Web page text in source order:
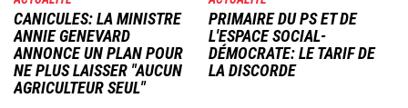
CANICULES: LA MINISTRE
ANNIE GENEVARD
ANNONCE UN PLAN POUR
NE PLUS LAISSER "AUCUN
AGRICULTEUR SEUL"
PRIMAIRE DU PS ET DE
L'ESPACE SOCIAL-
DÉMOCRATE: LE TARIF DE
LA DISCORDE